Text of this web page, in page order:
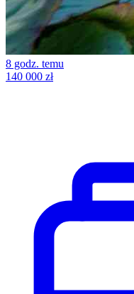
8 godz. temu
140 000 zł